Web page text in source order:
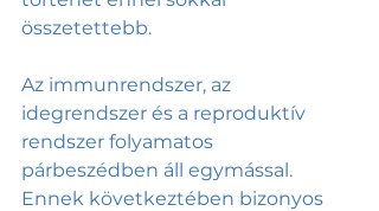
összetettebb.
Az immunrendszer, az
idegrendszer és a reproduktív
rendszer folyamatos
párbeszédben áll egymással.
Ennek következtében bizonyos